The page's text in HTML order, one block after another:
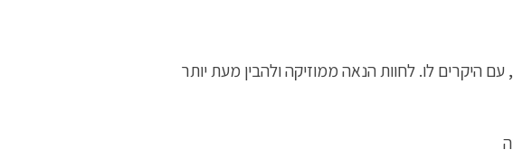
, עם היקרים לו. לחוות הנאה ממוזיקה ולהבין מעת יותר